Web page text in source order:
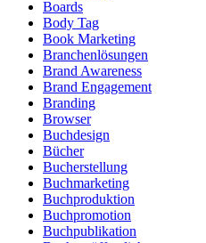
Boards
Body Tag
Book Marketing
Branchenlösungen
Brand Awareness
Brand Engagement
Branding
Browser
Buchdesign
Bücher
Bucherstellung
Buchmarketing
Buchproduktion
Buchpromotion
Buchpublikation